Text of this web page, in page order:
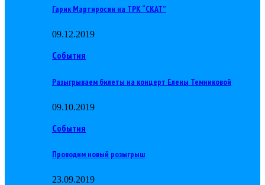
Гарик Мартиросян на ТРК “СКАТ”
09.12.2019
События
Разыгрываем билеты на концерт Елены Темниковой
09.10.2019
События
Проводим новый розыгрыш
23.09.2019